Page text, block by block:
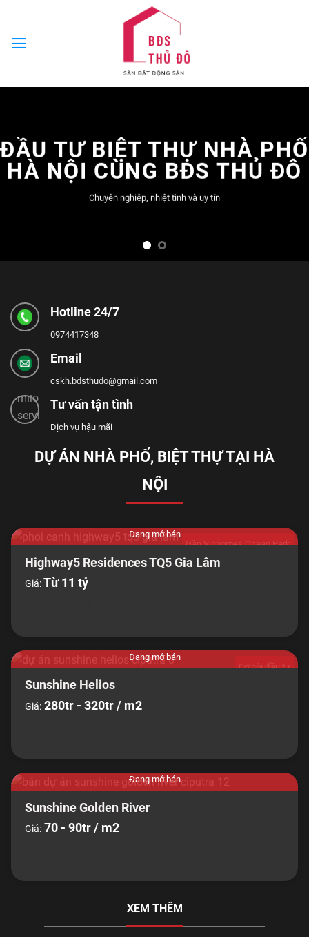
content
ĐẦU TƯ BIỆT THỰ NHÀ PHỐ
HÀ NỘI CÙNG BĐS THỦ ĐÔ
Chuyên nghiệp, nhiệt tình và uy tín
Hotline 24/7
0974417348
Email
cskh.bdsthudo@gmail.com
Tư vấn tận tình
Dịch vụ hậu mãi
DỰ ÁN NHÀ PHỐ, BIỆT THỰ TẠI HÀ
NỘI
Gần Vinhomes Ocean Park
Đang mở bán
Highway5 Residences TQ5 Gia Lâm
Giá:Từ 11 tỷ
Cơ hội đầu tư
Đang mở bán
Sunshine Helios
Giá:280tr - 320tr / m2
Đang mở bán
Sunshine Golden River
Giá:70 - 90tr / m2
XEM THÊM